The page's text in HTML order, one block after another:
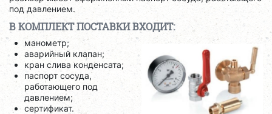
под давлением.
В КОМПЛЕКТ ПОСТАВКИ ВХОДИТ:
манометр;
аварийный клапан;
кран слива конденсата;
паспорт сосуда,
работающего под
давлением;
сертификат.